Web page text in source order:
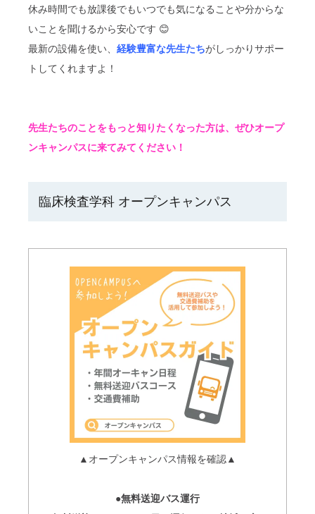
休み時間でも放課後でもいつでも気になることや分からな
いことを聞けるから安心です 😊
最新の設備を使い、 経験豊富な先生たちがしっかりサポー
トしてくれますよ！
先生たちのことをもっと知りたくなった方は、ぜひオープ
ンキャンパスに来てみてください！
臨床検査学科 オープンキャンパス
▲オープンキャンパス情報を確認▲
●無料送迎バス運行